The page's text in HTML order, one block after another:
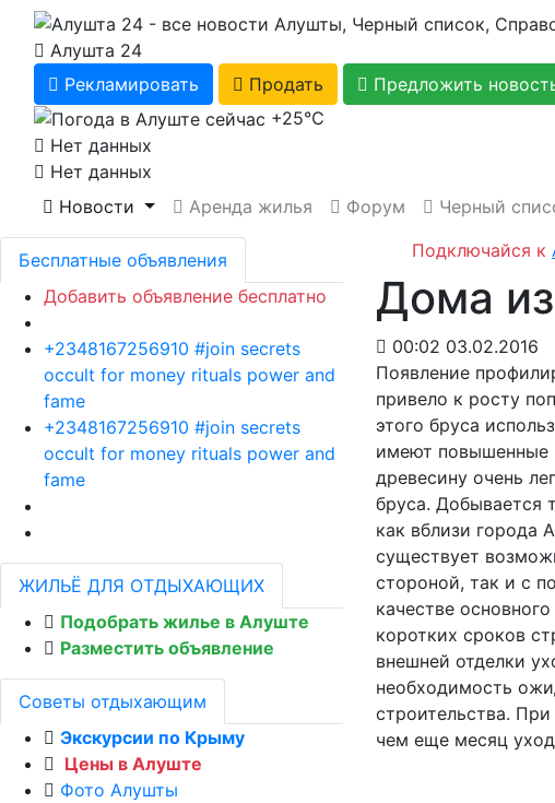
Алушта 24
Рекламировать
Продать
Предложить
+25℃
Нет данных
Нет данных
Новости
Аренда жилья Форум Черный
Подключайся к
Дома
00:02 03.02.2016
Появление
привело к росту
этого бруса
имеют повышенные
древесину очень
бруса. Добывается
как вблизи города
существует
стороной, так и с
качестве
коротких сроков
внешней отделки
необходимость
строительства.
чем еще месяц
Бесплатные объявления
Добавить объявление бесплатно
+2348167256910 #join secrets
occult for money rituals power and
fame
+2348167256910 #join secrets
occult for money rituals power and
fame
ЖИЛЬЁ ДЛЯ ОТДЫХАЮЩИХ
Подобрать жилье в Алуште
Разместить объявление
Советы отдыхающим
Экскурсии по Крыму
Цены в Алуште
Фото Алушты